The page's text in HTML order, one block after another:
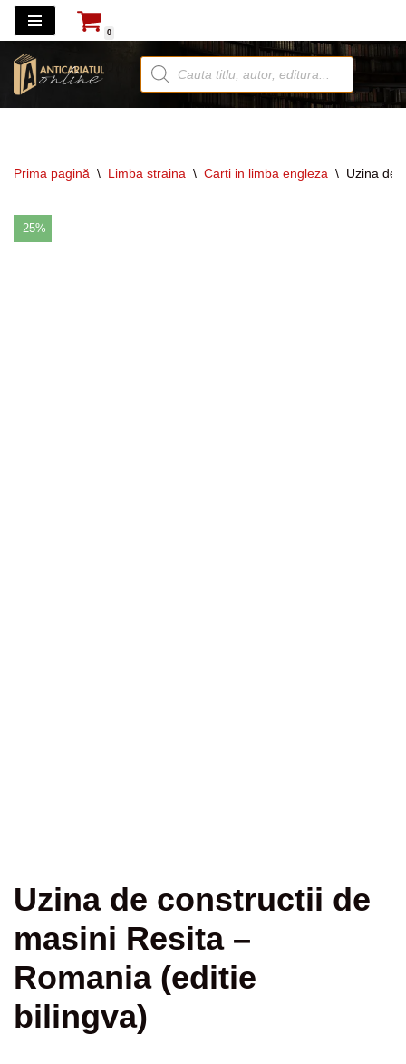
la
conținut
0
Prima pagină \ Limba straina \ Carti in limba engleza \ Uzina de
-25%
Uzina de constructii de
masini Resita –
Romania (editie
bilingva)